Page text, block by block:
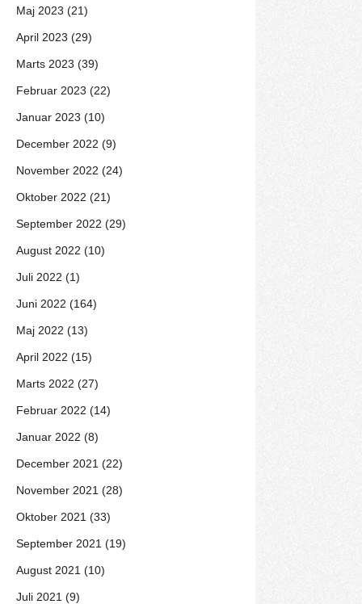
Maj 2023 (21)
April 2023 (29)
Marts 2023 (39)
Februar 2023 (22)
Januar 2023 (10)
December 2022 (9)
November 2022 (24)
Oktober 2022 (21)
September 2022 (29)
August 2022 (10)
Juli 2022 (1)
Juni 2022 (164)
Maj 2022 (13)
April 2022 (15)
Marts 2022 (27)
Februar 2022 (14)
Januar 2022 (8)
December 2021 (22)
November 2021 (28)
Oktober 2021 (33)
September 2021 (19)
August 2021 (10)
Juli 2021 (9)